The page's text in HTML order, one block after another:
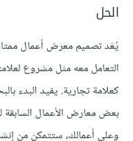
الحل
يُعَد تصميم معرض أعمال
التعامل معه مثل مشروع
كعلامة تجارية. يفيد البدء
بعض معارض الأعمال السابقة
وعلى أعمالك، ستتمكن من